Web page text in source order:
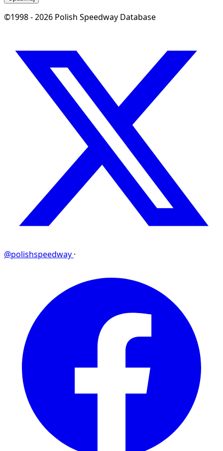
©1998 - 2026 Polish Speedway Database
@polishspeedway ·